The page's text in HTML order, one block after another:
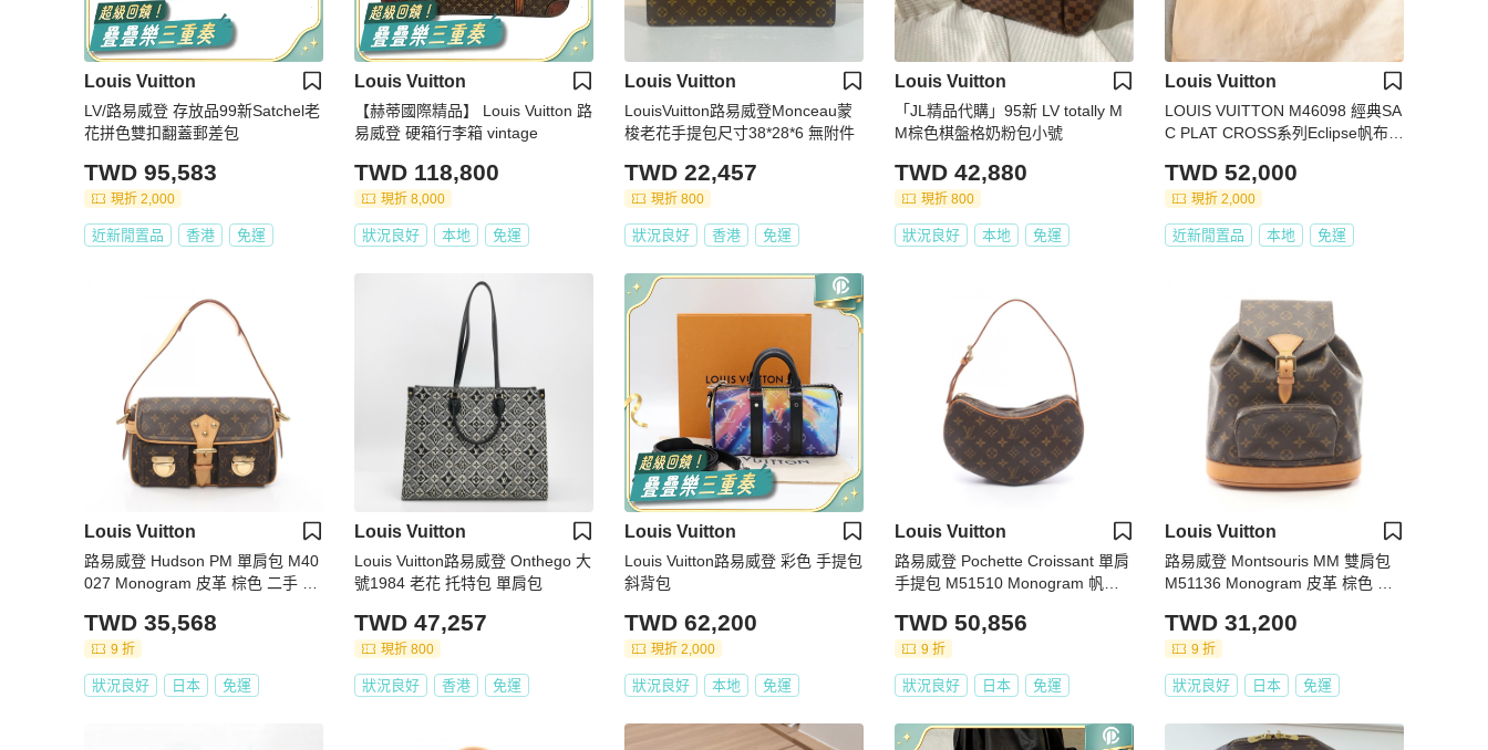
Louis Vuitton
LV/路易威登 存放品99新Satchel老
花拼色雙扣翻蓋郵差包
TWD 95,583
現折 2,000
近新閒置品 香港 免運
Louis Vuitton
【赫蒂國際精品】 Louis Vuitton 路
易威登 硬箱行李箱 vintage
TWD 118,800
現折 8,000
狀況良好 本地 免運
Louis Vuitton
LouisVuitton路易威登Monceau蒙
梭老花手提包尺寸38*28*6 無附件
TWD 22,457
現折 800
狀況良好 香港 免運
Louis Vuitton
「JL精品代購」95新 LV totally M
M棕色棋盤格奶粉包小號
TWD 42,880
現折 800
狀況良好 本地 免運
Louis Vuitton
LOUIS VUITTON M46098 經典SA
C PLAT CROSS系列Eclipse帆布牛
TWD 52,000
現折 2,000
近新閒置品 本地 免運
Louis Vuitton
路易威登 Hudson PM 單肩包 M40
027 Monogram 皮革 棕色 二手 女
TWD 35,568
9 折
狀況良好 日本 免運
Louis Vuitton
Louis Vuitton路易威登 Onthego 大
號1984 老花 托特包 單肩包
TWD 47,257
現折 800
狀況良好 香港 免運
Louis Vuitton
Louis Vuitton路易威登 彩色 手提包
斜背包
TWD 62,200
現折 2,000
狀況良好 本地 免運
Louis Vuitton
路易威登 Pochette Croissant 單肩
手提包 M51510 Monogram 帆布
TWD 50,856
9 折
狀況良好 日本 免運
Louis Vuitton
路易威登 Montsouris MM 雙肩包
M51136 Monogram 皮革 棕色 二
TWD 31,200
9 折
狀況良好 日本 免運